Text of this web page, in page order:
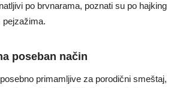
po brvnarama, poznati su po hajking
pejzažima.
poseban način
primamljive za porodični smeštaj,